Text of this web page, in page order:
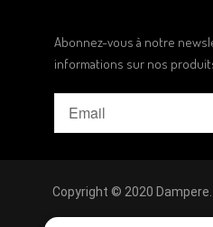
Abonnez-vous à notre
informations sur nos
Copyright © 2020